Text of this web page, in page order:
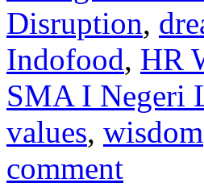
Disruption,
Indofood, HR
SMA I Negeri
values, wisdom
comment